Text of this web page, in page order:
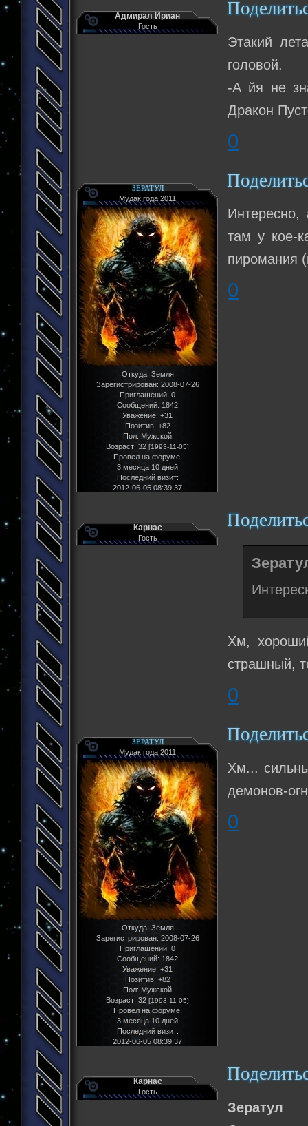
Адмирал Ириан
Гость
Этакий
головой.
-А йя не
Дракон
0
ЗЕРАТУЛ
Мудак года 2011
Откуда: Земля
Зарегистрирован: 2008-07-26
Приглашений: 0
Сообщений: 1842
Уважение: +31
Позитив: +82
Пол: Мужской
Возраст: 32 [1993-11-05]
Провел на форуме:
3 месяца 10 дней
Последний визит:
2012-06-05 08:39:37
Интересно,
там у кое-
пиромания
0
Карнас
Гость
Хм,
страшный,
0
ЗЕРАТУЛ
Мудак года 2011
Откуда: Земля
Зарегистрирован: 2008-07-26
Приглашений: 0
Сообщений: 1842
Уважение: +31
Позитив: +82
Пол:Мужской
Возраст: 32 [1993-11-05]
Провел на форуме:
3 месяца 10 дней
Последний визит:
2012-06-05 08:39:37
Хм...
демонов-
0
Карнас
Гость
Зератул